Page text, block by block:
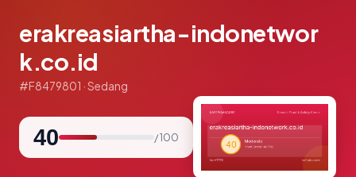
erakreasiartha-indonetwor
k.co.id
#F8479801 · Sedang
40 / 100